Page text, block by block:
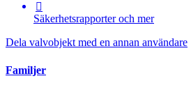

Säkerhetsrapporter och mer
Dela valvobjekt med en annan användare
Familjer